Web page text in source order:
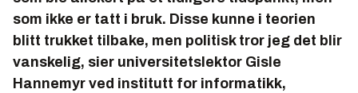
som ikke er tatt i bruk. Disse kunne i teorien
blitt trukket tilbake, men politisk tror jeg det blir
vanskelig, sier universitetslektor Gisle
Hannemyr ved institutt for informatikk,